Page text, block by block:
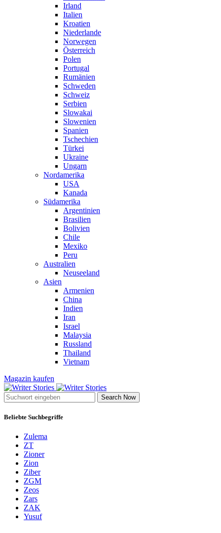
Irland
Italien
Kroatien
Niederlande
Norwegen
Österreich
Polen
Portugal
Rumänien
Schweden
Schweiz
Serbien
Slowakai
Slowenien
Spanien
Tschechien
Türkei
Ukraine
Ungarn
Nordamerika
USA
Kanada
Südamerika
Argentinien
Brasilien
Bolivien
Chile
Mexiko
Peru
Australien
Neuseeland
Asien
Armenien
China
Indien
Iran
Israel
Malaysia
Russland
Thailand
Vietnam
Magazin kaufen
Search Now
Beliebte Suchbegriffe
Zulema
ZT
Zioner
Zion
Ziber
ZGM
Zeos
Zars
ZAK
Yusuf